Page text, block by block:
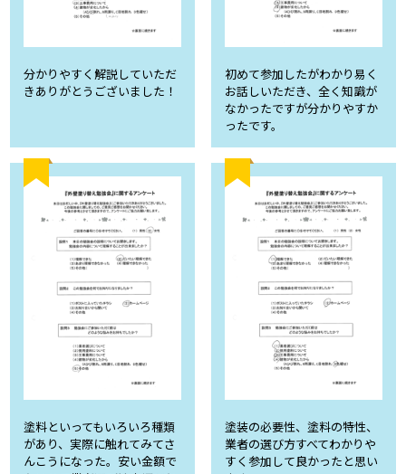
分かりやすく解説していただ
きありがとうございました！
初めて参加したがわかり易く
お話しいただき、全く知識が
なかったですが分かりやすか
ったです。
塗料といってもいろいろ種類
があり、実際に触れてみてさ
んこうになった。安い金額で
塗装の必要性、塗料の特性、
業者の選び方すべてわかりや
すく参加して良かったと思い